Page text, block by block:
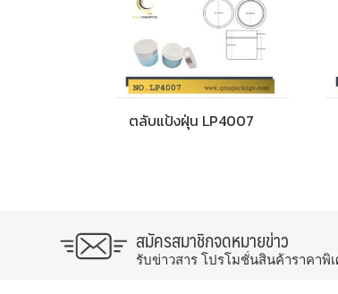
ตลับแป้งฝุ่น LP4007
สมัครสมาชิกจดหมายข่าว
รับข่าวสาร โปรโมชั่นสินค้าราคาพิ